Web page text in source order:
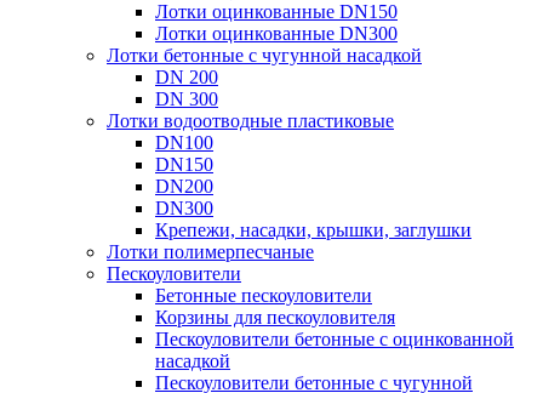
Лотки оцинкованные DN150
Лотки оцинкованные DN300
Лотки бетонные с чугунной насадкой
DN 200
DN 300
Лотки водоотводные пластиковые
DN100
DN150
DN200
DN300
Крепежи, насадки, крышки, заглушки
Лотки полимерпесчаные
Пескоуловители
Бетонные пескоуловители
Корзины для пескоуловителя
Пескоуловители бетонные с оцинкованной
насадкой
Пескоуловители бетонные с чугунной